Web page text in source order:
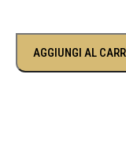
AGGIUNGI AL